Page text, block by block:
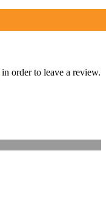
in order to leave a review.